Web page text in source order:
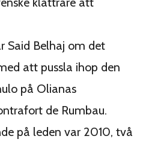
Said Belhaj om det
att pussla ihop den
på Olianas
de Rumbau.
på leden var 2010, två